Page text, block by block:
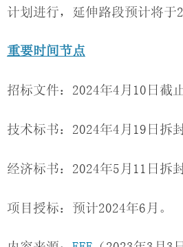
计划进行，延伸路段预计将于
重要时间节点
招标文件：2024年4月10日截止
技术标书：2024年4月19日拆封
经济标书：2024年5月11日拆封
项目授标：预计2024年6月。